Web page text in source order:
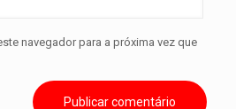
navegador para a próxima vez que